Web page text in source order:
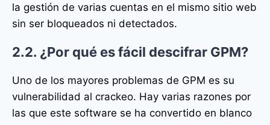
la gestión de varias cuentas en el mismo sitio web
sin ser bloqueados ni detectados.
2.2. ¿Por qué es fácil descifrar GPM?
Uno de los mayores problemas de GPM es su
vulnerabilidad al crackeo. Hay varias razones por
las que este software se ha convertido en blanco